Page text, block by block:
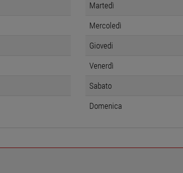
Martedì
Mercoledì
Giovedi
Venerdì
Sabato
Domenica